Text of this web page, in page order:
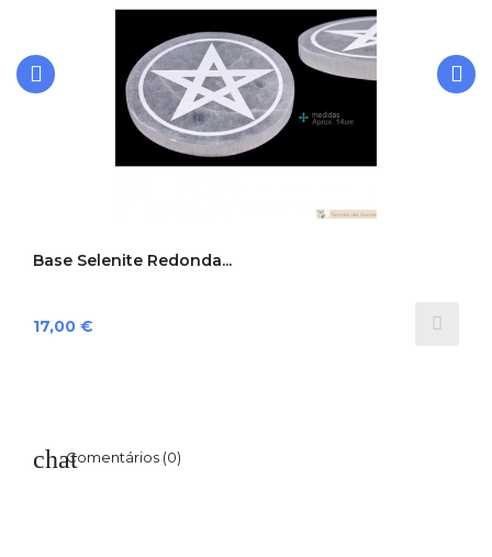
Base Selenite Redonda...
Preço
17,00 €
Comentários (0)